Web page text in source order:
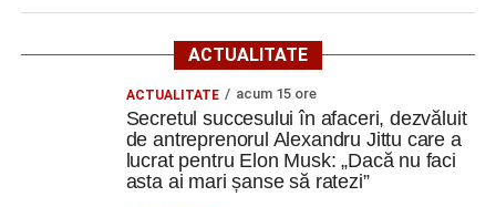
readusă la viață
Ansamblul este situat pe strada Principală nr. 172 din
Vinerea, pe un teren de aproximativ 1.975 de metri pătrați,
aflat în proprietatea administrației locale.
ACTUALITATE
ACTUALITATE acum 15 ore
Secretul succesului în afaceri, dezvăluit
de antreprenorul Alexandru Jittu care a
lucrat pentru Elon Musk: „Dacă nu faci
asta ai mari șanse să ratezi”